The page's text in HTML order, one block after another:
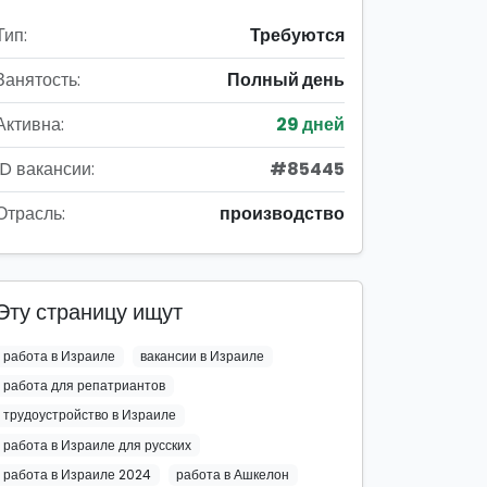
Требуются
Полный день
29 дней
вакансии:
#85445
производство
страницу ищут
работа в Израиле
вакансии в Израиле
работа для репатриантов
трудоустройство в Израиле
работа в Израиле для русских
работа в Израиле 2024
работа в Ашкелон